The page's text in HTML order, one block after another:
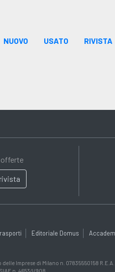
NUOVO USATO RIVISTA
Editoriale Domus
Imprese di Milano n. 07835550158